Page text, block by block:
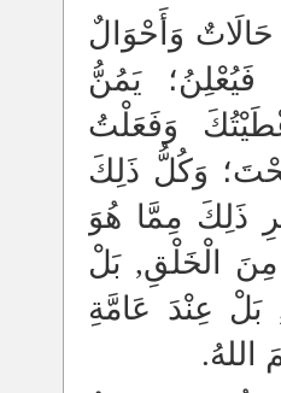
وَأَحْوَالٌ
فَيُعْلِنُ؛ يَمُنُّ
وَفَعَلْتُ
وَكُلُّ ذَلِكَ
ذَلِكَ مِمَّا هُوَ
مِنَ الْخَلْقِ, بَلْ
بَلْ عِنْدَ عَامَّةِ
اللهُ.